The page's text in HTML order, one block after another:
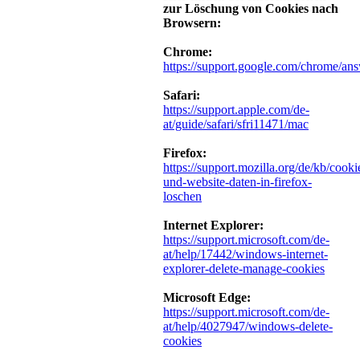
zur Löschung von Cookies nach
Browsern:
Chrome:
https://support.google.com/chrome/
Safari:
https://support.apple.com/de-
at/guide/safari/sfri11471/mac
Firefox:
https://support.mozilla.org/de/kb/
und-website-daten-in-firefox-
loschen
Internet Explorer:
https://support.microsoft.com/de-
at/help/17442/windows-internet-
explorer-delete-manage-cookies
Microsoft Edge:
https://support.microsoft.com/de-
at/help/4027947/windows-delete-
cookies